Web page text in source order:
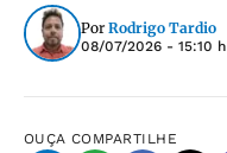
Por Rodrigo Tardio
08/07/2026 - 15:10 h
OUÇA COMPARTILHE